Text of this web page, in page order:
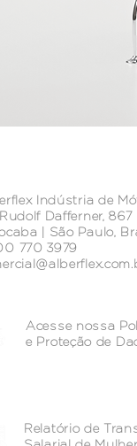
Indústria de
Dafferner,
| São Paulo,
770 3979
Acesse nossa
e Proteção de
Relatório de